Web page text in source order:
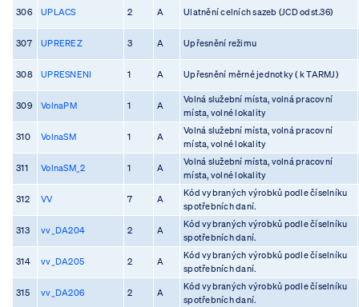
306 UPLACS 2 A Ulatnění celních sazeb (JCD odst.36)
307 UPREREZ 3 A Upřesnění režimu
308 UPRESNENI 1 A Upřesnění měrné jednotky ( k TARMJ)
309 VolnaPM 1 A
Volná služební místa, volná pracovní
místa, volné lokality
310 VolnaSM 1 A
Volná služební místa, volná pracovní
místa, volné lokality
311 VolnaSM_2 1 A
Volná služební místa, volná pracovní
místa, volné lokality
312 VV 7 A
Kód vybraných výrobků podle číselníku
spotřebních daní.
313 vv_DA204 2 A
Kód vybraných výrobků podle číselníku
spotřebních daní.
314 vv_DA205 2 A
Kód vybraných výrobků podle číselníku
spotřebních daní.
315 vv_DA206 2 A
Kód vybraných výrobků podle číselníku
spotřebních daní.